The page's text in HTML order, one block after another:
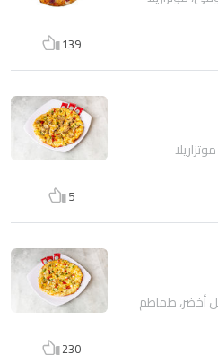
139
5
أخضر، طماطم
230